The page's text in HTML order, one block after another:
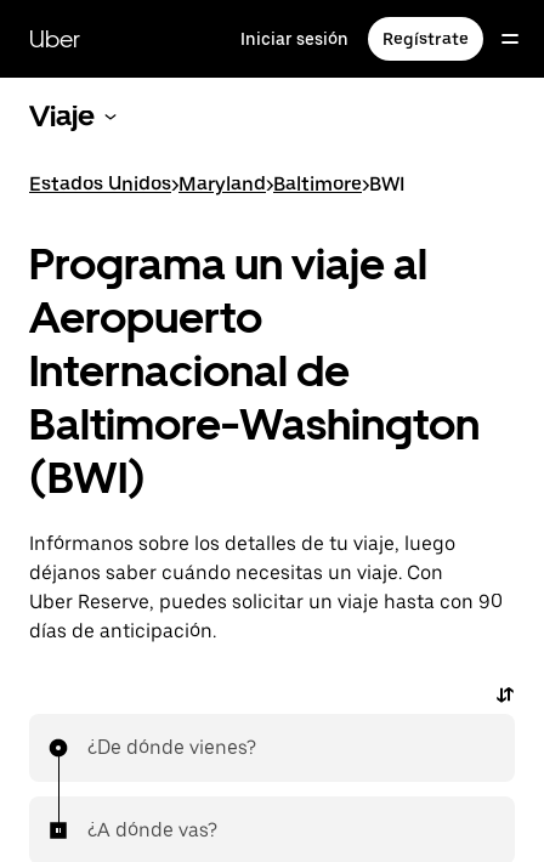
contenido
principal
Uber Iniciar sesión Regístrate
Viaje
Estados Unidos>Maryland>Baltimore>BWI
Programa un viaje al
Aeropuerto
Internacional de
Baltimore-Washington
(BWI)
Infórmanos sobre los detalles de tu viaje, luego
déjanos saber cuándo necesitas un viaje. Con
Uber Reserve, puedes solicitar un viaje hasta con 90
días de anticipación.
¿De dónde vienes?
¿A dónde vas?